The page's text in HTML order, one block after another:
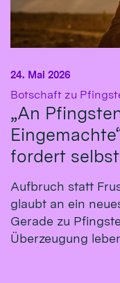
Botschaft zu
„An
fordert
24. Mai 2026
Aufbruch statt
glaubt an ein
Gerade zu
Überzeugung